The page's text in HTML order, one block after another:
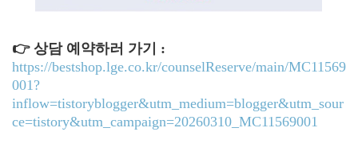
👉 상담 예약하러 가기 :
https://bestshop.lge.co.kr/counselReserve/main/MC11569
001?
inflow=tistoryblogger&utm_medium=blogger&utm_sour
ce=tistory&utm_campaign=20260310_MC11569001